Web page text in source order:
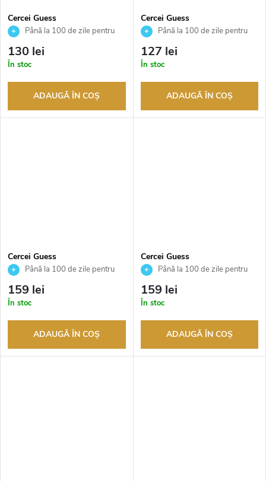
Cercei Guess
JUBE03237JWYGT
Până la 100 de zile pentru
returnarea bunurilor. Vânzător
autorizat
130 lei
În stoc
ADAUGĂ ÎN COŞ
Cercei Guess
JUBE03145JWRHT
Până la 100 de zile pentru
returnarea bunurilor. Vânzător
autorizat
127 lei
În stoc
ADAUGĂ ÎN COŞ
Cercei Guess
JUBE03136JWYGT
Până la 100 de zile pentru
returnarea bunurilor. Vânzător
autorizat
159 lei
În stoc
ADAUGĂ ÎN COŞ
Cercei Guess
JUBE03136JWRHT
Până la 100 de zile pentru
returnarea bunurilor. Vânzător
autorizat
159 lei
În stoc
ADAUGĂ ÎN COŞ